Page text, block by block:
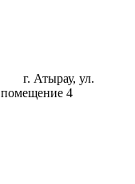
г. Атырау, ул.
4